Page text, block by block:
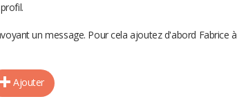
un message. Pour cela ajoutez d'abord Fabrice à
Ajouter